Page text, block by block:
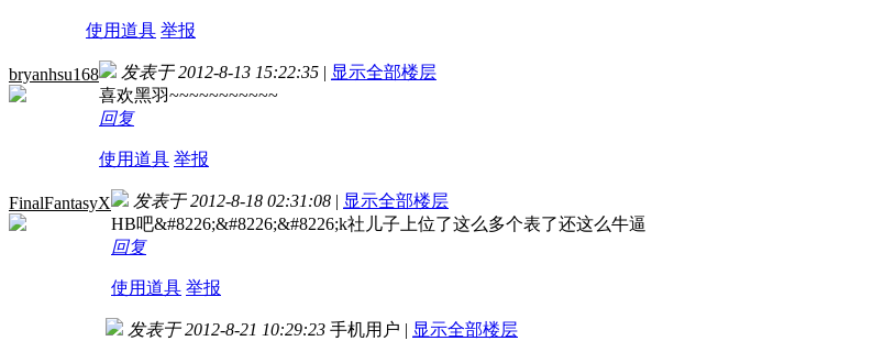
使用道具 举报
bryanhsu168 发表于 2012-8-13 15:22:35 | 显示全部楼层
喜欢黑羽~~~~~~~~~~~
回复
使用道具 举报
FinalFantasyX 发表于 2012-8-18 02:31:08 | 显示全部楼层
HB吧&#8226;&#8226;&#8226;k社儿子上位了这么多个表了还这么牛逼
回复
使用道具 举报
发表于 2012-8-21 10:29:23 手机用户 | 显示全部楼层